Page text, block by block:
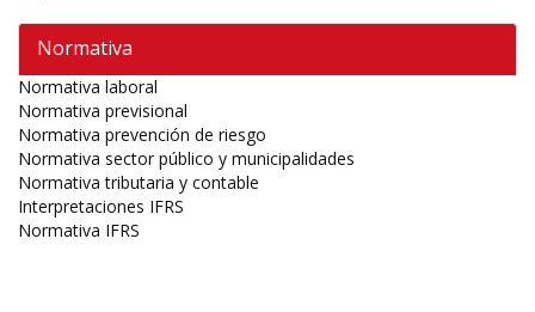
Normativa
Normativa laboral
Normativa previsional
Normativa prevención de riesgo
Normativa sector público y municipalidades
Normativa tributaria y contable
Interpretaciones IFRS
Normativa IFRS